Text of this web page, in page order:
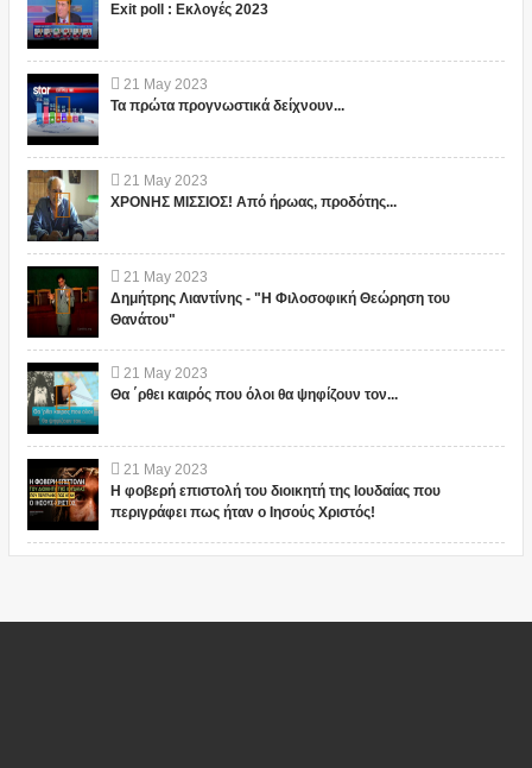
Exit poll : Εκλογές 2023
21 May 2023
Τα πρώτα προγνωστικά δείχνουν...
21 May 2023
ΧΡΟΝΗΣ ΜΙΣΣΙΟΣ! Από ήρωας, προδότης...
21 May 2023
Δημήτρης Λιαντίνης - "Η Φιλοσοφική Θεώρηση του
Θανάτου"
21 May 2023
Θα ΄ρθει καιρός που όλοι θα ψηφίζουν τον...
21 May 2023
Η φοβερή επιστολή του διοικητή της Ιουδαίας που
περιγράφει πως ήταν ο Ιησούς Χριστός!